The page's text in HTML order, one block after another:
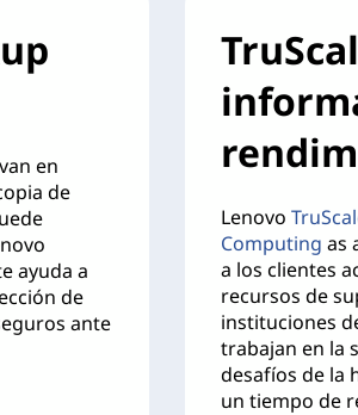
en
de
ayuda a
de
ante
Lenovo
Computing as
a los clientes
recursos de
instituciones
trabajan en la
desafíos de la
un tiempo de